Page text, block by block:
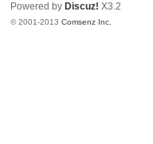
Powered by Discuz! X3.2
© 2001-2013Comsenz Inc.